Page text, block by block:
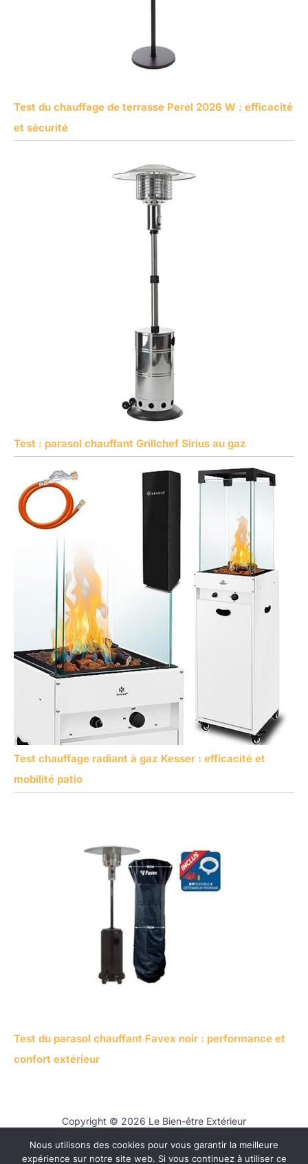
Test du chauffage de terrasse Perel 2026 W : efficacité
et sécurité
Test : parasol chauffant Grillchef Sirius au gaz
Test chauffage radiant à gaz Kesser : efficacité et
mobilité patio
Test du parasol chauffant Favex noir : performance et
confort extérieur
Copyright © 2026 Le Bien-être Extérieur
Contact
Nous utilisons des cookies pour vous garantir la meilleure
expérience sur notre site web. Si vous continuez à utiliser ce